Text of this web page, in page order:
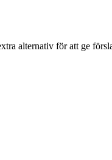
alternativ för att ge